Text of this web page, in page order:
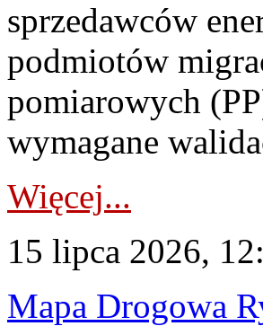
sprzedawców
podmiotów
pomiarowych
wymagane
Więcej...
15 lipca 2026,
Mapa Drogowa